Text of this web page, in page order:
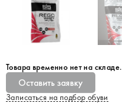
Товара временно нет на складе.
Оставить заявку
Записаться на подбор обуви